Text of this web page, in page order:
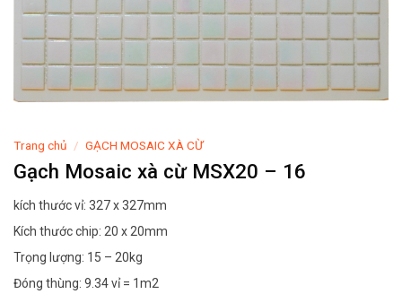
Trang chủ / GẠCH MOSAIC XÀ CỪ
Gạch Mosaic xà cừ MSX20 – 16
kích thước vỉ: 327 x 327mm
Kích thước chip: 20 x 20mm
Trọng lượng: 15 – 20kg
Đóng thùng: 9.34 vỉ = 1m2